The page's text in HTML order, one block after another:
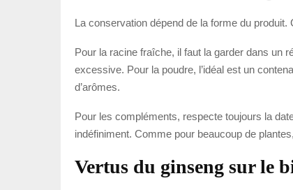
La conservation dépend de la forme du produit.
Pour la racine fraîche, il faut la garder dans un
excessive. Pour la poudre, l’idéal est un
d’arômes.
Pour les compléments, respecte toujours la
indéfiniment. Comme pour beaucoup de
Vertus du ginseng sur le